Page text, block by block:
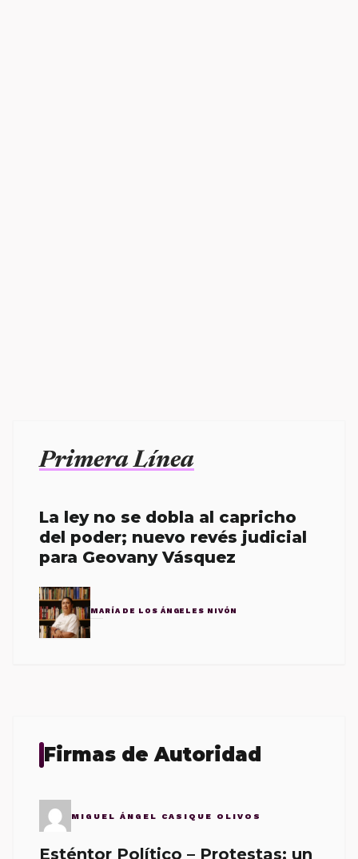
Primera Línea
La ley no se dobla al capricho
del poder; nuevo revés judicial
para Geovany Vásquez
MARÍA DE LOS ÁNGELES NIVÓN
Firmas de Autoridad
MIGUEL ÁNGEL CASIQUE OLIVOS
Esténtor Político – Protestas: un